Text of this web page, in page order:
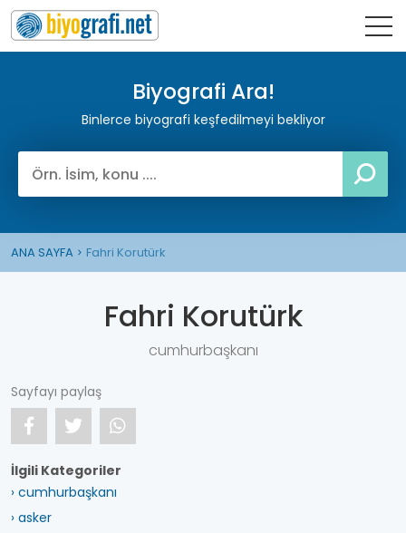
Biyografi Ara!
Binlerce biyografi keşfedilmeyi bekliyor
ANA SAYFA Fahri Korutürk
Fahri Korutürk
cumhurbaşkanı
Sayfayı paylaş
İlgili Kategoriler
› cumhurbaşkanı
› asker